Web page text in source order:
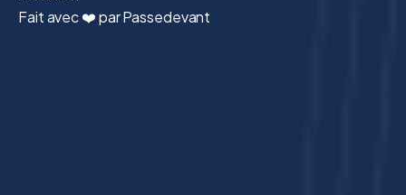
Fait avec ❤️ par Passedevant